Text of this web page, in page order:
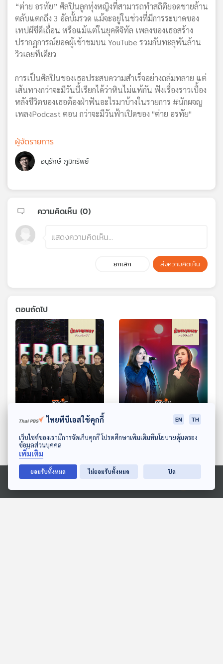
เครือ
ข่าย
วิทยุ
ไทย
แผนที่
วิทยุ
ข่าย
ดาวน์โหลด Thai PBS Podcast Application
Ⓒ 2020 องค์การกระจายเสียงและแพร่ภาพสาธารณะแห่งประเทศไทย
“ต่าย อรทัย” ศิลปินลูกทุ่งหญิงที่สามารถทำสถิติยอดขายล้าน
ตลับแตกถึง 3 อัลบั้มรวด แม้จะอยู่ในช่วงที่มีการระบาดของ
เทปผีซีดีเถื่อน หรือแม้แต่ในยุคดิจิทัล เพลงของเธอสร้าง
ปรากฏการณ์ยอดผู้เข้าชมบน YouTube รวมกันทะลุพันล้าน
วิวเลยทีเดียว
การเป็นศิลปินของเธอประสบความสำเร็จอย่างถล่มทลาย แต่
เส้นทางกว่าจะมีวันนี้เรียกได้ว่าหินไม่แพ้กัน ฟังเรื่องราวเบื้อง
หลังชีวิตของเธอต้องฝ่าฟันอะไรมาบ้างในรายการ #นักผจญ
เพลงPodcast ตอน กว่าจะมีวันฟ้าเปิดของ "ต่าย อรทัย"
ผู้จัดรายการ
อนุรักษ์ ภูมิทรัพย์
ความคิดเห็น (0)
ยกเลิก ส่งความคิดเห็น
ตอนถัดไป
EP. 7: EBOLA ตำนาน
UNDERGROUND ที่ก้าวขึ้น
บนดิน
นักผจญเพลง Podcast
EP. 8: โบ-ปาน ฝาแฝดต่าง
ค่าย กับเพลงที่ต่างกันสุด
ขั้วนักผจญเพลง Podcast
ไทยพีบีเอสใช้คุกกี้ EN TH
เว็บไซต์ของเรามีการจัดเก็บคุกกี้ โปรดศึกษาเพิ่มเติมที่นโยบายคุ้มครอง
ข้อมูลส่วนบุคคล
เพิ่มเติม
ยอมรับทั้งหมด ไม่ยอมรับทั้งหมด ปิด